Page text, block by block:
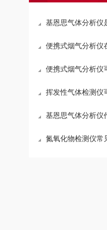
基恩思气体分析仪是一种专门用于
便携式烟气分析仪在现代工业生
便携式烟气分析仪可
挥发性气体检测仪可以适应
基恩思气体分析仪作为一种
氮氧化物检测仪常见的检测原理有化